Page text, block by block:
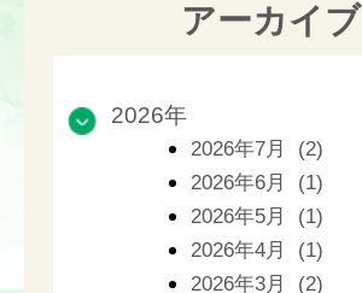
アーカイブ
2026年
2026年7月 (2)
2026年6月 (1)
2026年5月 (1)
2026年4月 (1)
2026年3月 (2)